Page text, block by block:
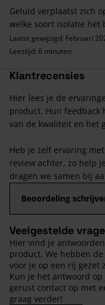
Geluid verplaatst zich
welke soort isolatie het
Laatst gewijzigd: Februari
Leestijd: 6 minuten
Klantrecensies
Hier lees je de
product. Hun feedback
van de kwaliteit en het
Heb je zelf ervaring
review achter, zo help
dragen we samen bij
Beoordeling
Veelgestelde
Hier vind je
product. We hebben
voor je op een rij gezet
Kun je het antwoord
gerust contact op met
graag verder!